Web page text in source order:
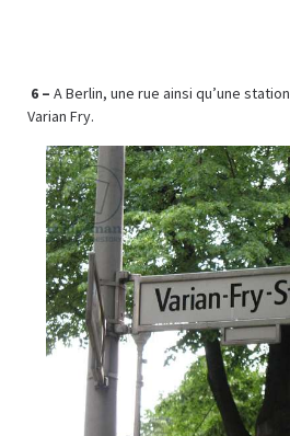
6 – A Berlin, une rue ainsi qu’une
Varian Fry.